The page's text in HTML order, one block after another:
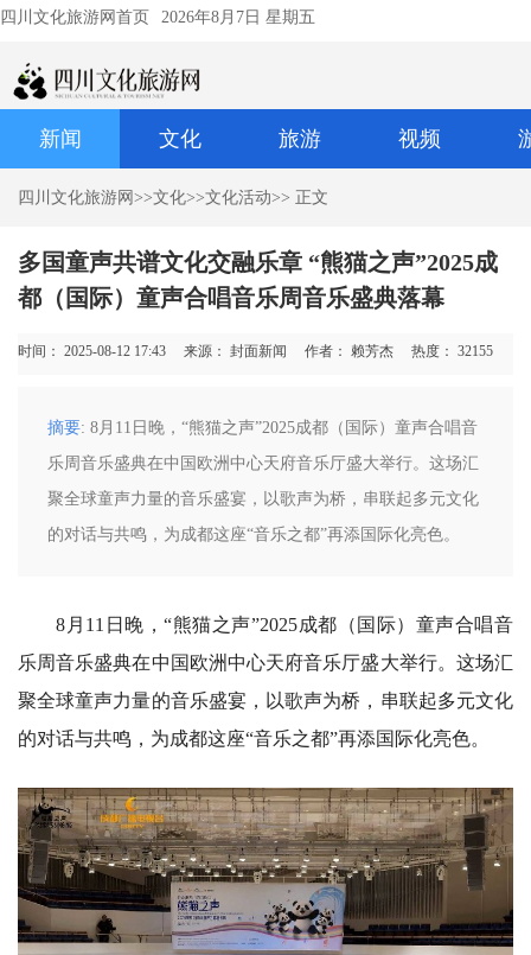
四川文化旅游网首页 2026年8月7日 星期五
新闻 文化 旅游 视频
四川文化旅游网 >>文化>>文化活动>> 正文
多国童声共谱文化交融乐章 “熊猫之声”2025成
都（国际）童声合唱音乐周音乐盛典落幕
时间： 2025-08-12 17:43 来源： 封面新闻 作者： 赖芳杰 热度： 32155
摘要: 8月11日晚，“熊猫之声”2025成都（国际）童声合唱音
乐周音乐盛典在中国欧洲中心天府音乐厅盛大举行。这场汇
聚全球童声力量的音乐盛宴，以歌声为桥，串联起多元文化
的对话与共鸣，为成都这座“音乐之都”再添国际化亮色。
8月11日晚，“熊猫之声”2025成都（国际）童声合唱音
乐周音乐盛典在中国欧洲中心天府音乐厅盛大举行。这场汇
聚全球童声力量的音乐盛宴，以歌声为桥，串联起多元文化
的对话与共鸣，为成都这座“音乐之都”再添国际化亮色。